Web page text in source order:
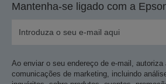
Mantenha-se ligado com a
Ao enviar o seu endereço de e-mail, autoriza
comunicações de marketing, incluindo